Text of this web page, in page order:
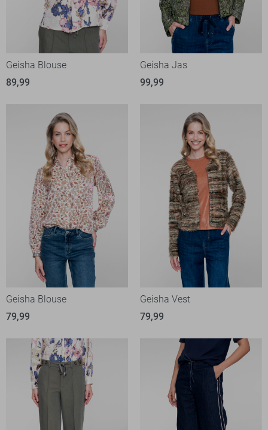
Geisha Blouse
89,99
Geisha Jas
99,99
Geisha Blouse
79,99
Geisha Vest
79,99